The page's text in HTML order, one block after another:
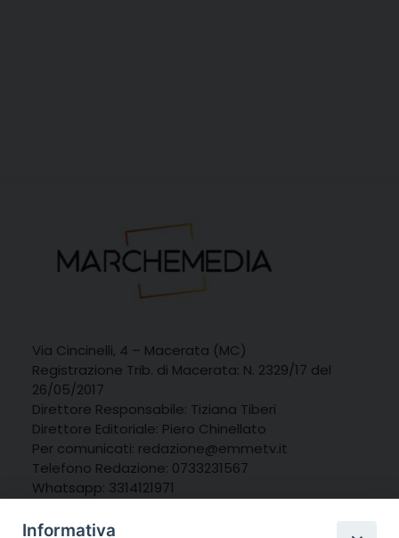
Via Cincinelli, 4 – Macerata (MC)
Registrazione Trib. di Macerata: N. 2329/17 del
26/05/2017
Direttore Responsabile: Tiziana Tiberi
Direttore Editoriale: Piero Chinellato
Per comunicati: redazione@emmetv.it
Telefono Redazione: 0733231567
Whatsapp: 3314121971
Informativa